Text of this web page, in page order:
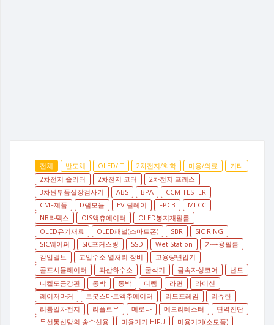
전체 반도체 OLED/IT 2차전지/화학 미용/의료
기타
2차전지 슬리터
2차전지 코터
2차전지 프레스
3차원부품실장검사기
ABS BPA
CCM TESTER
CMF제품
D램모듈 EV 릴레이 FPCB
MLCC
NB라텍스
OIS액츄에이터
OLED봉지재필름
OLED유기재료
OLED패널(스마트폰) SBR
SIC RING
SIC웨이퍼
SIC포커스링 SSD Wet Station
가구용필름
감압밸브
고압수소 열처리 장비
고용량변압기
골프시뮬레이터
과산화수소 굴삭기 금속자성코어
낸드
니켈도금강판
동박 동박 디램 라면
라이신
레이저마커
로봇스마트액추에이터 리드프레임
리쥬란
리튬일차전지
리플로우 메로나 메모리테스터
면역진단
무선통신망의 송수신용
미용기기 HIFU 미용기기(소모품)